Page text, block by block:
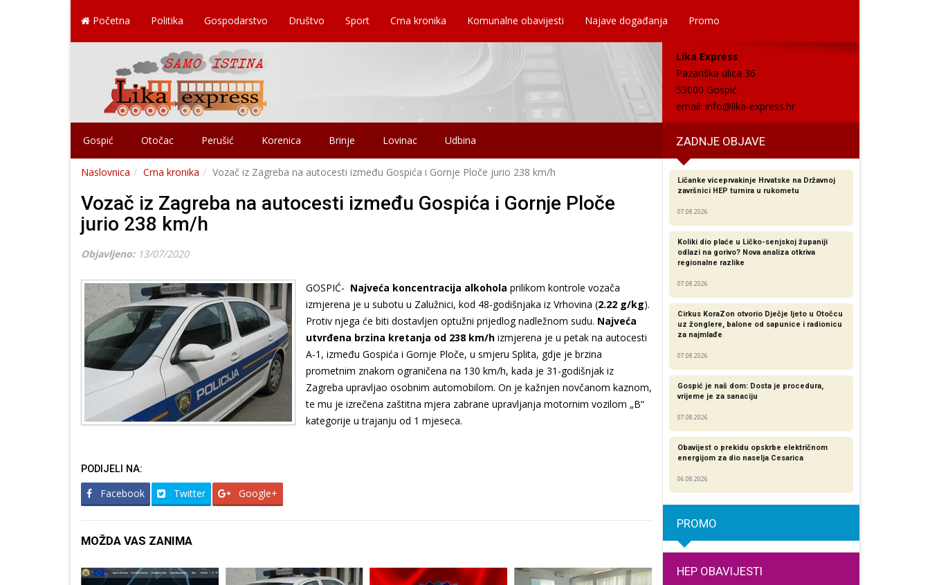
Početna Politika Gospodarstvo Društvo Sport Crna kronika Komunalne obavijesti Najave događanja Promo
Lika Express
Pazariška ulica 36
53000 Gospić
email: info@lika-express.hr
Gospić Otočac Perušić Korenica Brinje Lovinac Udbina ZADNJE OBJAVE
Naslovnica Crna kronika Vozač iz Zagreba na autocesti između Gospića i Gornje Ploče jurio 238 km/h
Vozač iz Zagreba na autocesti između Gospića i Gornje Ploče
jurio 238 km/h
Objavljeno: 13/07/2020
GOSPIĆ- Najveća koncentracija alkohola prilikom kontrole vozača
izmjerena je u subotu u Zalužnici, kod 48-godišnjaka iz Vrhovina (2.22 g/kg).
Protiv njega će biti dostavljen optužni prijedlog nadležnom sudu. Najveća
utvrđena brzina kretanja od 238 km/h izmjerena je u petak na autocesti
A-1, između Gospića i Gornje Ploče, u smjeru Splita, gdje je brzina
prometnim znakom ograničena na 130 km/h, kada je 31-godišnjak iz
Zagreba upravljao osobnim automobilom. On je kažnjen novčanom kaznom,
te mu je izrečena zaštitna mjera zabrane upravljanja motornim vozilom „B“
kategorije u trajanju od 1 mjeseca.
PODIJELI NA:
Facebook Twitter Google+
MOŽDA VAS ZANIMA
Ličanke viceprvakinje Hrvatske na Državnoj
završnici HEP turnira u rukometu
07.08.2026
Koliki dio plaće u Ličko-senjskoj županiji
odlazi na gorivo? Nova analiza otkriva
regionalne razlike​
07.08.2026
Cirkus KoraZon otvorio Dječje ljeto u Otočcu
uz žonglere, balone od sapunice i radionicu
za najmlađe
07.08.2026
Gospić je naš dom: Dosta je procedura,
vrijeme je za sanaciju
07.08.2026
Obavijest o prekidu opskrbe električnom
energijom za dio naselja Cesarica
06.08.2026
PROMO
HEP OBAVIJESTI